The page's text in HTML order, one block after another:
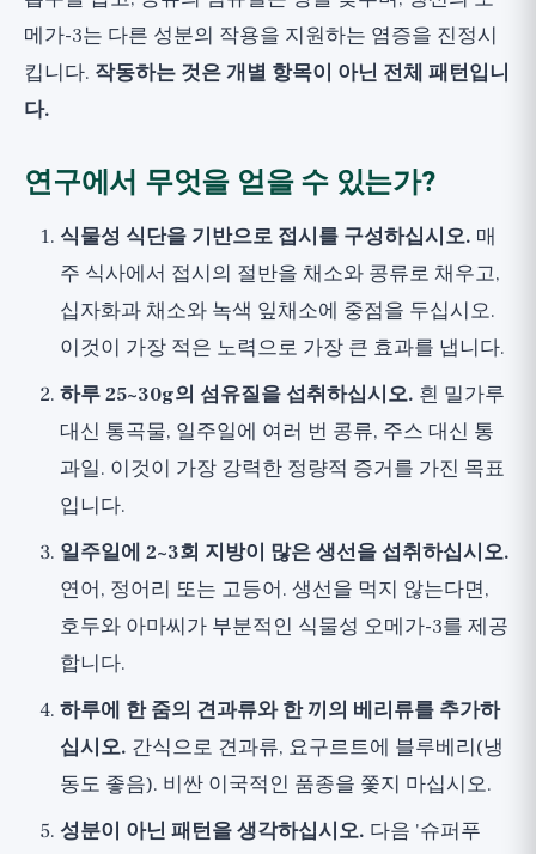
메가-3는 다른 성분의 작용을 지원하는 염증을 진정시
킵니다. 작동하는 것은 개별 항목이 아닌 전체 패턴입니
다.
연구에서 무엇을 얻을 수 있는가?
식물성 식단을 기반으로 접시를 구성하십시오. 매
주 식사에서 접시의 절반을 채소와 콩류로 채우고,
십자화과 채소와 녹색 잎채소에 중점을 두십시오.
이것이 가장 적은 노력으로 가장 큰 효과를 냅니다.
하루 25~30g의 섬유질을 섭취하십시오. 흰 밀가루
대신 통곡물, 일주일에 여러 번 콩류, 주스 대신 통
과일. 이것이 가장 강력한 정량적 증거를 가진 목표
입니다.
일주일에 2~3회 지방이 많은 생선을 섭취하십시오.
연어, 정어리 또는 고등어. 생선을 먹지 않는다면,
호두와 아마씨가 부분적인 식물성 오메가-3를 제공
합니다.
하루에 한 줌의 견과류와 한 끼의 베리류를 추가하
십시오. 간식으로 견과류, 요구르트에 블루베리(냉
동도 좋음). 비싼 이국적인 품종을 쫓지 마십시오.
성분이 아닌 패턴을 생각하십시오. 다음 '슈퍼푸